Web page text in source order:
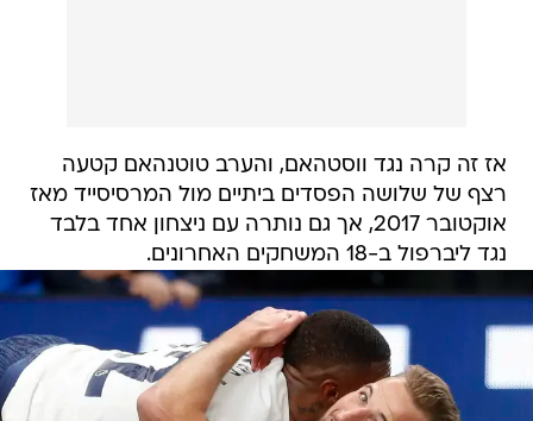
אז זה קרה נגד ווסטהאם, והערב טוטנהאם קטעה
רצף של שלושה הפסדים ביתיים מול המרסיסייד מאז
אוקטובר 2017, אך גם נותרה עם ניצחון אחד בלבד
נגד ליברפול ב-18 המשחקים האחרונים.